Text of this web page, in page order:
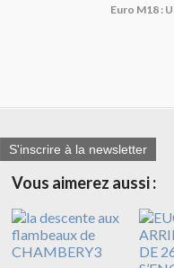
Euro M18 :
S'inscrire à la newsletter
Vous aimerez aussi :